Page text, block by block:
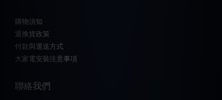
購物須知
退換貨政策
付款與運送方式
大家電安裝注意事項
聯絡我們